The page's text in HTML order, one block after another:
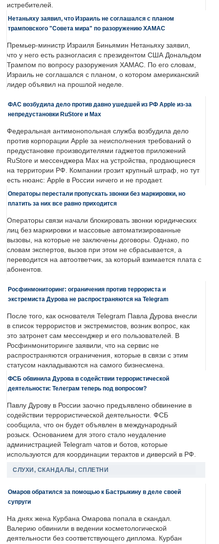
истребителей.
Нетаньяху заявил, что Израиль не соглашался с планом
трамповского "Совета мира" по разоружению ХАМАС
Премьер-министр Израиля Биньямин Нетаньяху заявил,
что у него есть разногласия с президентом США Дональдом
Трампом по вопросу разоружения ХАМАС. По его словам,
Израиль не соглашался с планом, о котором американский
лидер объявил на прошлой неделе.
ФАС возбудила дело против давно ушедшей из РФ Apple из-за
непредустановки RuStore и Max
Федеральная антимонопольная служба возбудила дело
против корпорации Apple за неисполнения требований о
предустановке производителями гаджетов приложений
RuStore и мессенджера Max на устройства, продающиеся
на территории РФ. Компании грозит крупный штраф, но тут
есть нюанс: Apple в России ничего и не продает.
Операторы перестали пропускать звонки без маркировки, но
платить за них все равно приходится
Операторы связи начали блокировать звонки юридических
лиц без маркировки и массовые автоматизированные
вызовы, на которые не заключены договоры. Однако, по
словам экспертов, вызов при этом не сбрасывается, а
переводится на автоответчик, за который взимается плата с
абонентов.
Росфинмониторинг: ограничения против террориста и
экстремиста Дурова не распространяются на Telegram
После того, как основателя Telegram Павла Дурова внесли
в список террористов и экстремистов, возник вопрос, как
это затронет сам мессенджер и его пользователей. В
Росфинмониторинге заявили, что на сервис не
распространяются ограничения, которые в связи с этим
статусом накладываются на самого бизнесмена.
ФСБ обвинила Дурова в содействии террористической
деятельности: Телеграм теперь под вопросом?
Павлу Дурову в России заочно предъявлено обвинение в
содействии террористической деятельности. ФСБ
сообщила, что он будет объявлен в международный
розыск. Основанием для этого стало неудаление
администрацией Telegram чатов и ботов, которые
используются для координации терактов и диверсий в РФ.
СЛУХИ, СКАНДАЛЫ, СПЛЕТНИ
Омаров обратился за помощью к Бастрыкину в деле своей
супруги
На днях жена Курбана Омарова попала в скандал.
Валерию обвинили в ведении косметологической
деятельности без соответствующего диплома. Курбан